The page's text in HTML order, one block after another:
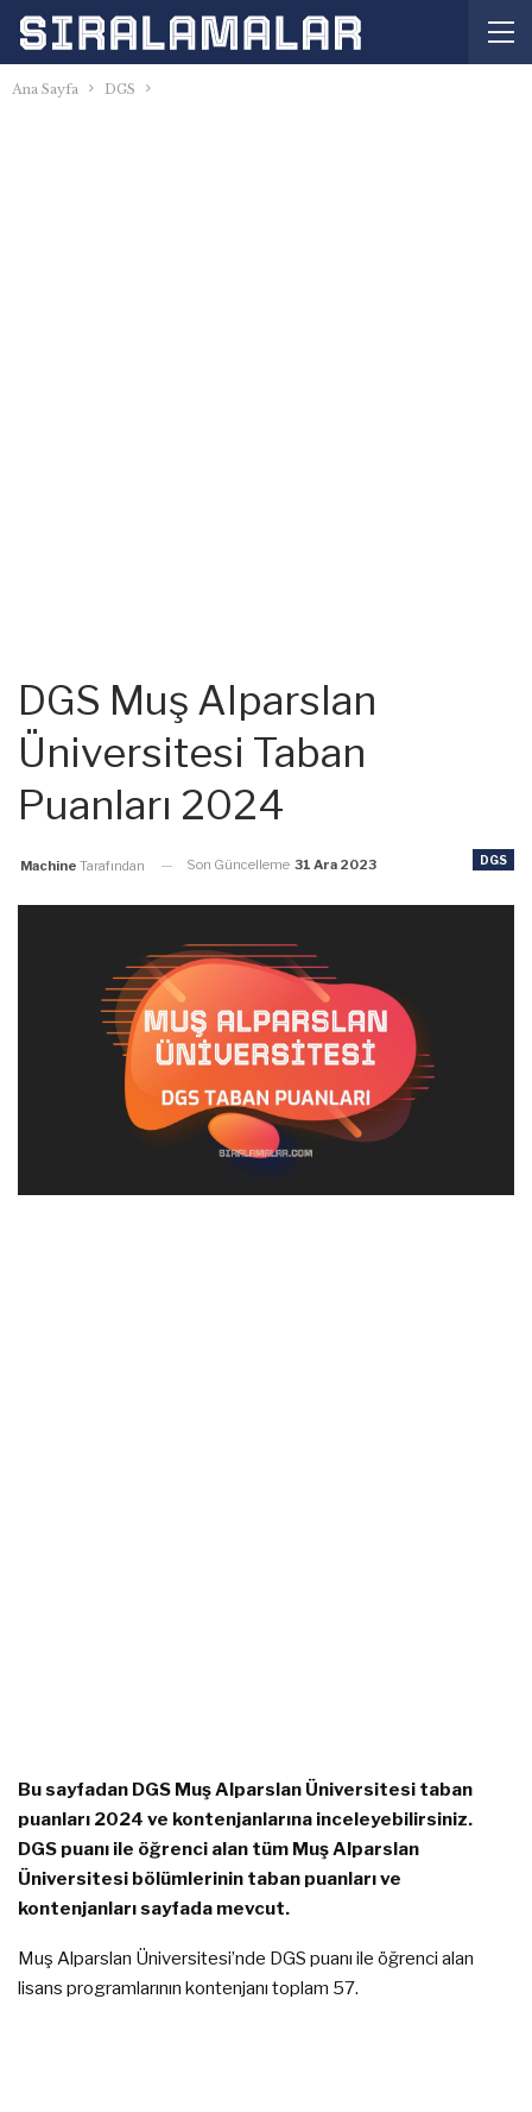
Ana Sayfa DGS
DGS Muş Alparslan
Üniversitesi Taban
Puanları 2024
DGS
Machine Tarafından Son Güncelleme 31 Ara 2023
Bu sayfadan DGS Muş Alparslan Üniversitesi taban
puanları 2024 ve kontenjanlarına inceleyebilirsiniz.
DGS puanı ile öğrenci alan tüm Muş Alparslan
Üniversitesi bölümlerinin taban puanları ve
kontenjanları sayfada mevcut.
Muş Alparslan Üniversitesi’nde DGS puanı ile öğrenci alan
lisans programlarının kontenjanı toplam 57.